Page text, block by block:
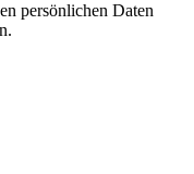
persönlichen Daten